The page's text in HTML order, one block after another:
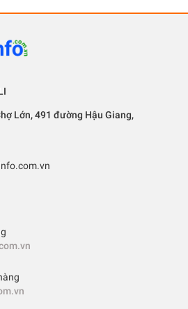
Lớn, 491 đường Hậu Giang,